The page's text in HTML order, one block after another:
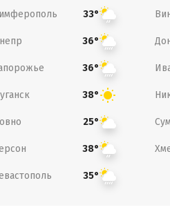
33°
36°
36°
38°
25°
38°
35°